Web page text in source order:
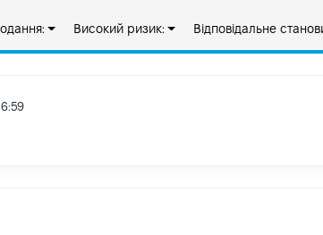
Високий ризик: Відповідальне